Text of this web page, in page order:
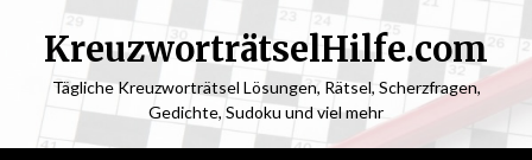
KreuzworträtselHilfe.com
Tägliche Kreuzworträtsel Lösungen, Rätsel, Scherzfragen,
Gedichte, Sudoku und viel mehr